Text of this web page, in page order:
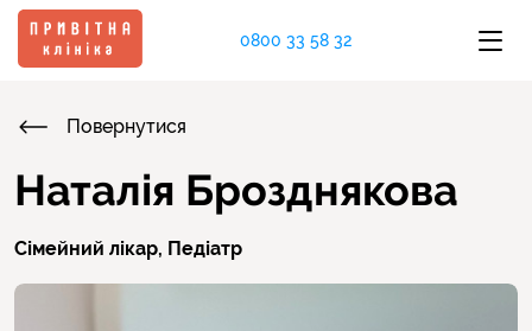
0800 33 58 32
Повернутися
Наталія Брозднякова
Сімейний лікар, Педіатр